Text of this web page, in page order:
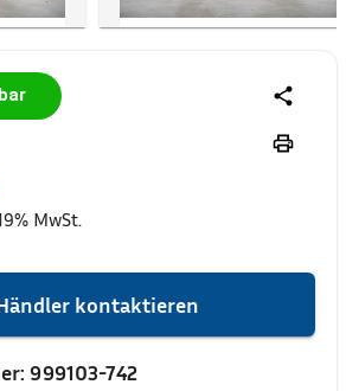
MwSt.
kontaktieren
999103-742